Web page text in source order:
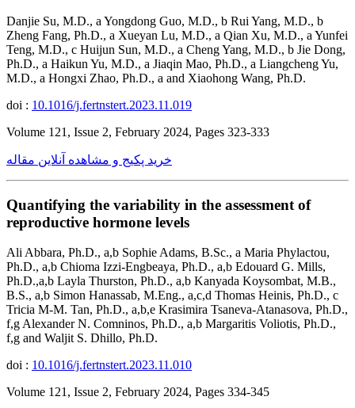
Danjie Su, M.D., a Yongdong Guo, M.D., b Rui Yang, M.D., b
Zheng Fang, Ph.D., a Xueyan Lu, M.D., a Qian Xu, M.D., a Yunfei
Teng, M.D., c Huijun Sun, M.D., a Cheng Yang, M.D., b Jie Dong,
Ph.D., a Haikun Yu, M.D., a Jiaqin Mao, Ph.D., a Liangcheng Yu,
M.D., a Hongxi Zhao, Ph.D., a and Xiaohong Wang, Ph.D.
doi : 10.1016/j.fertnstert.2023.11.019
Volume 121, Issue 2, February 2024, Pages 323-333
خرید پکیج و مشاهده آنلاین مقاله
Quantifying the variability in the assessment of
reproductive hormone levels
Ali Abbara, Ph.D., a,b Sophie Adams, B.Sc., a Maria Phylactou,
Ph.D., a,b Chioma Izzi-Engbeaya, Ph.D., a,b Edouard G. Mills,
Ph.D.,a,b Layla Thurston, Ph.D., a,b Kanyada Koysombat, M.B.,
B.S., a,b Simon Hanassab, M.Eng., a,c,d Thomas Heinis, Ph.D., c
Tricia M-M. Tan, Ph.D., a,b,e Krasimira Tsaneva-Atanasova, Ph.D.,
f,g Alexander N. Comninos, Ph.D., a,b Margaritis Voliotis, Ph.D.,
f,g and Waljit S. Dhillo, Ph.D.
doi : 10.1016/j.fertnstert.2023.11.010
Volume 121, Issue 2, February 2024, Pages 334-345